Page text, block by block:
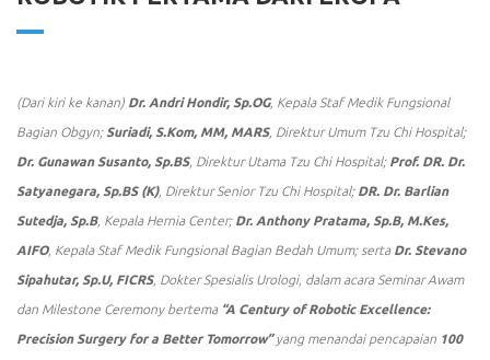
(Dari kiri ke kanan) Dr. Andri Hondir, Sp.OG, Kepala Staf Medik Fungsional
Bagian Obgyn; Suriadi, S.Kom, MM, MARS, Direktur Umum Tzu Chi Hospital;
Dr. Gunawan Susanto, Sp.BS, Direktur Utama Tzu Chi Hospital; Prof. DR. Dr.
Satyanegara, Sp.BS (K), Direktur Senior Tzu Chi Hospital; DR. Dr. Barlian
Sutedja, Sp.B, Kepala Hernia Center; Dr. Anthony Pratama, Sp.B, M.Kes,
AIFO, Kepala Staf Medik Fungsional Bagian Bedah Umum; serta Dr. Stevano
Sipahutar, Sp.U, FICRS, Dokter Spesialis Urologi, dalam acara Seminar Awam
dan Milestone Ceremonybertema “A Century of Robotic Excellence:
Precision Surgery for a Better Tomorrow”yang menandai pencapaian 100